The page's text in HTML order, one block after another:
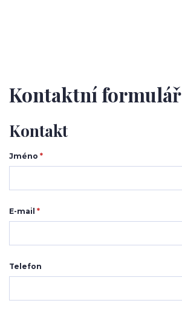
Kontaktní formulář
Kontakt
Jméno *
E-mail *
Telefon